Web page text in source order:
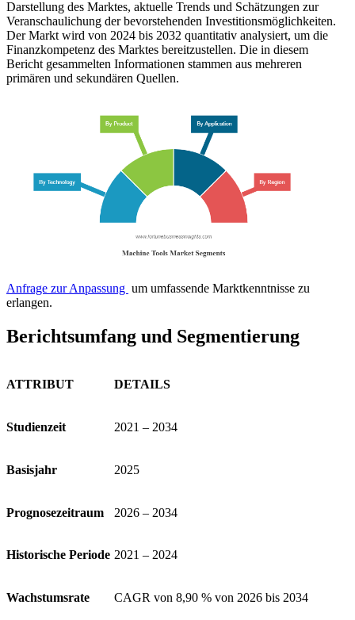
Darstellung des Marktes, aktuelle Trends und Schätzungen zur
Veranschaulichung der bevorstehenden Investitionsmöglichkeiten.
Der Markt wird von 2024 bis 2032 quantitativ analysiert, um die
Finanzkompetenz des Marktes bereitzustellen. Die in diesem
Bericht gesammelten Informationen stammen aus mehreren
primären und sekundären Quellen.
Anfrage zur Anpassung um umfassende Marktkenntnisse zu
erlangen.
Berichtsumfang und Segmentierung
ATTRIBUT DETAILS
Studienzeit 2021 – 2034
Basisjahr 2025
Prognosezeitraum 2026 – 2034
Historische Periode 2021 – 2024
Wachstumsrate CAGR von 8,90 % von 2026 bis 2034